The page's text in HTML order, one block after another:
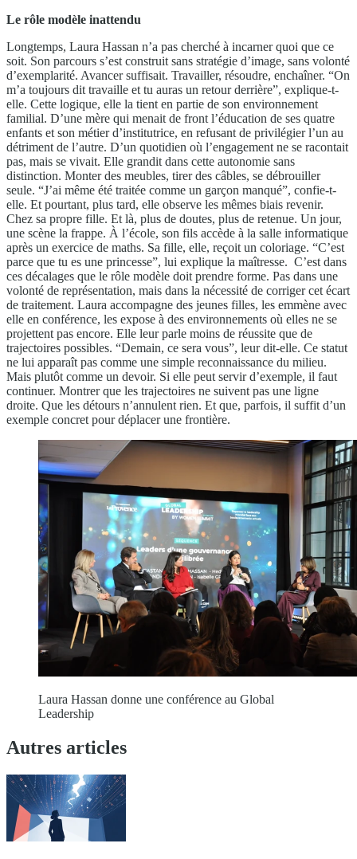
Le rôle modèle inattendu
Longtemps, Laura Hassan n’a pas cherché à incarner quoi que ce
soit. Son parcours s’est construit sans stratégie d’image, sans volonté
d’exemplarité. Avancer suffisait. Travailler, résoudre, enchaîner. “On
m’a toujours dit travaille et tu auras un retour derrière”, explique-t-
elle. Cette logique, elle la tient en partie de son environnement
familial. D’une mère qui menait de front l’éducation de ses quatre
enfants et son métier d’institutrice, en refusant de privilégier l’un au
détriment de l’autre. D’un quotidien où l’engagement ne se racontait
pas, mais se vivait. Elle grandit dans cette autonomie sans
distinction. Monter des meubles, tirer des câbles, se débrouiller
seule. “J’ai même été traitée comme un garçon manqué”, confie-t-
elle. Et pourtant, plus tard, elle observe les mêmes biais revenir.
Chez sa propre fille. Et là, plus de doutes, plus de retenue. Un jour,
une scène la frappe. À l’école, son fils accède à la salle informatique
après un exercice de maths. Sa fille, elle, reçoit un coloriage. “C’est
parce que tu es une princesse”, lui explique la maîtresse. C’est dans
ces décalages que le rôle modèle doit prendre forme. Pas dans une
volonté de représentation, mais dans la nécessité de corriger cet écart
de traitement. Laura accompagne des jeunes filles, les emmène avec
elle en conférence, les expose à des environnements où elles ne se
projettent pas encore. Elle leur parle moins de réussite que de
trajectoires possibles. “Demain, ce sera vous”, leur dit-elle. Ce statut
ne lui apparaît pas comme une simple reconnaissance du milieu.
Mais plutôt comme un devoir. Si elle peut servir d’exemple, il faut
continuer. Montrer que les trajectoires ne suivent pas une ligne
droite. Que les détours n’annulent rien. Et que, parfois, il suffit d’un
exemple concret pour déplacer une frontière.
Laura Hassan donne une conférence au Global
Leadership
Autres articles